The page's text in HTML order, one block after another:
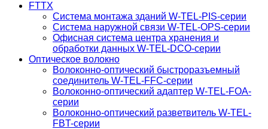
FTTX
Система монтажа зданий W-TEL-PIS-серии
Система наружной связи W-TEL-OPS-серии
Офисная система центра хранения и
обработки данных W-TEL-DCO-серии
Оптическое волокно
Волоконно-оптический быстроразъемный
соединитель W-TEL-FFC-серии
Волоконно-оптический адаптер W-TEL-FOA-
серии
Волоконно-оптический разветвитель W-TEL-
FBT-серии